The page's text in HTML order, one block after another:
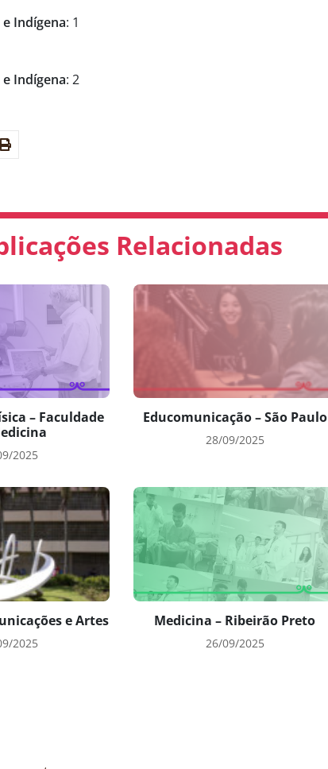
Indígena: 1
Indígena: 2
Relacionadas
– Faculdade
2025
Educomunicação – São Paulo
28/09/2025
e Artes
2025
Medicina – Ribeirão Preto
26/09/2025